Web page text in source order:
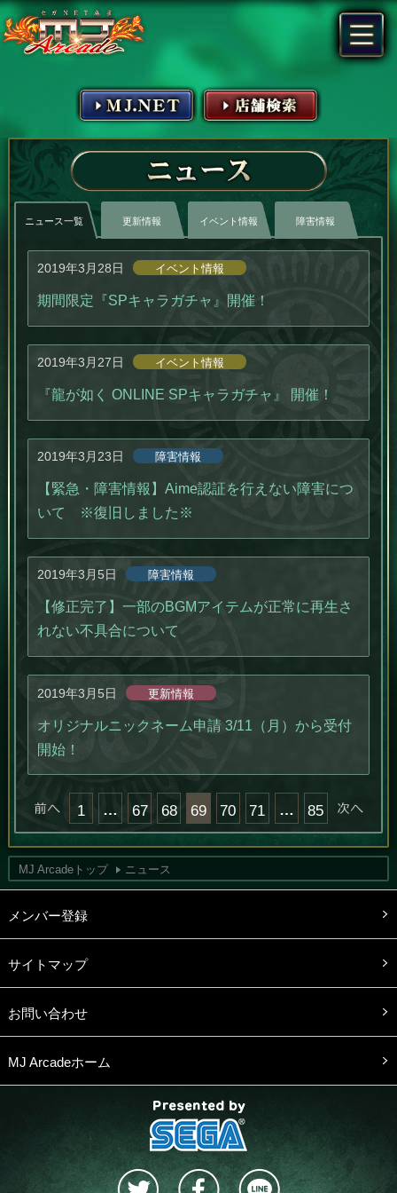
MJ.NET
ニュース
ニュース一覧 更新情報 イベント情報 障害情報
2019年3月28日 イベント情報
期間限定『SPキャラガチャ』開催！
2019年3月27日 イベント情報
『龍が如く ONLINE SPキャラガチャ』 開催！
2019年3月23日 障害情報
【緊急・障害情報】Aime認証を行えない障害につ
いて ※復旧しました※
2019年3月5日 障害情報
【修正完了】一部のBGMアイテムが正常に再生さ
れない不具合について
2019年3月5日 更新情報
オリジナルニックネーム申請 3/11（月）から受付
開始！
« 前へ
1 … 67 68 69 70 71 … 85
MJ Arcadeトップ ニュース
メンバー登録
サイトマップ
お問い合わせ
MJ Arcadeホーム